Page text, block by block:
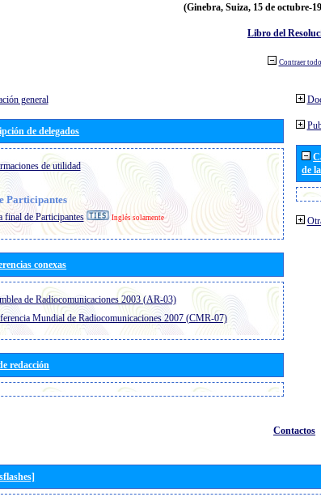
(Ginebra, Suiza, 15 de octubre-
Libro del
Contraer todo
general
de delegados
de utilidad
Participantes
final de Participantes Inglés solamente
conexas
de Radiocomunicaciones 2003 (AR-03)
Mundial de Radiocomunicaciones 2007 (CMR-07)
redacción
de
Contactos